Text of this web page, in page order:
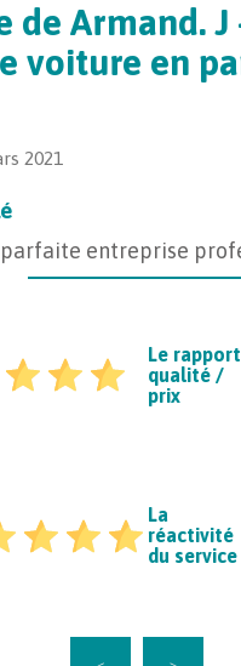
de Armand.
voiture en
2021
entreprise
Le rapport
qualité /
prix
La
réactivité
du service